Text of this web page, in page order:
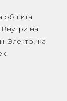
обшита
на
Электрика